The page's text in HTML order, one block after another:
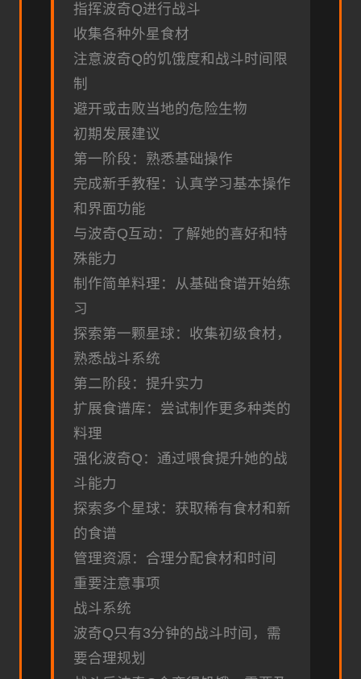
指挥波奇Q进行战斗
收集各种外星食材
注意波奇Q的饥饿度和战斗时间限
制
避开或击败当地的危险生物
初期发展建议
第一阶段：熟悉基础操作
完成新手教程：认真学习基本操作
和界面功能
与波奇Q互动：了解她的喜好和特
殊能力
制作简单料理：从基础食谱开始练
习
探索第一颗星球：收集初级食材，
熟悉战斗系统
第二阶段：提升实力
扩展食谱库：尝试制作更多种类的
料理
强化波奇Q：通过喂食提升她的战
斗能力
探索多个星球：获取稀有食材和新
的食谱
管理资源：合理分配食材和时间
重要注意事项
战斗系统
波奇Q只有3分钟的战斗时间，需
要合理规划